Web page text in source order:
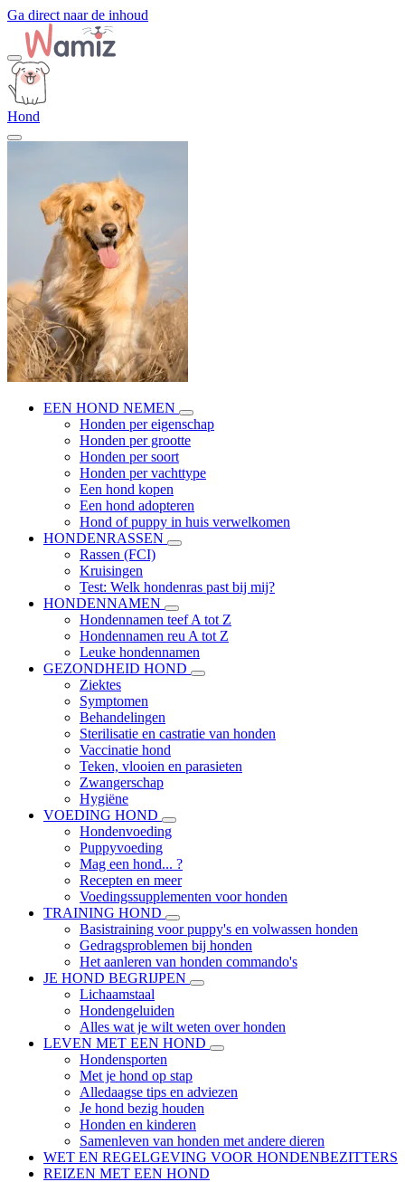
Ga direct naar de inhoud
Hond
EEN HOND NEMEN
Honden per eigenschap
Honden per grootte
Honden per soort
Honden per vachttype
Een hond kopen
Een hond adopteren
Hond of puppy in huis verwelkomen
HONDENRASSEN
Rassen (FCI)
Kruisingen
Test: Welk hondenras past bij mij?
HONDENNAMEN
Hondennamen teef A tot Z
Hondennamen reu A tot Z
Leuke hondennamen
GEZONDHEID HOND
Ziektes
Symptomen
Behandelingen
Sterilisatie en castratie van honden
Vaccinatie hond
Teken, vlooien en parasieten
Zwangerschap
Hygiëne
VOEDING HOND
Hondenvoeding
Puppyvoeding
Mag een hond... ?
Recepten en meer
Voedingssupplementen voor honden
TRAINING HOND
Basistraining voor puppy's en volwassen honden
Gedragsproblemen bij honden
Het aanleren van honden commando's
JE HOND BEGRIJPEN
Lichaamstaal
Hondengeluiden
Alles wat je wilt weten over honden
LEVEN MET EEN HOND
Hondensporten
Met je hond op stap
Alledaagse tips en adviezen
Je hond bezig houden
Honden en kinderen
Samenleven van honden met andere dieren
WET EN REGELGEVING VOOR HONDENBEZITTERS
REIZEN MET EEN HOND